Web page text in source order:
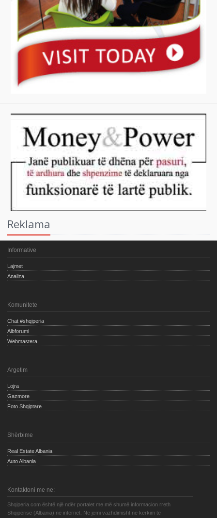
Reklama
Informative
Lajmet
Analiza
Komunitete
Chat #shqiperia
Albforumi
Webmastera
Argetim
Lojra
Gazmore
Foto Shqiptare
Shërbime
Real Estate Albania
Auto Albania
Kontaktoni me ne:
Shqiperia.com është një ndër portalet me më shumë informacion rreth
Shqipërisë (Albania) në internet. Ne jemi vazhdimisht në kërkim të